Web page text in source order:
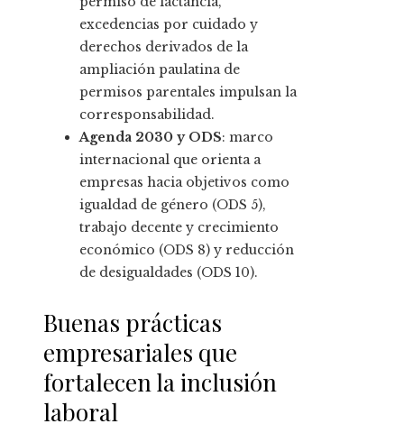
excedencias por cuidado y
derechos derivados de la
ampliación paulatina de
permisos parentales impulsan la
corresponsabilidad.
Agenda 2030 y ODS: marco
internacional que orienta a
empresas hacia objetivos como
igualdad de género (ODS 5),
trabajo decente y crecimiento
económico (ODS 8) y reducción
de desigualdades (ODS 10).
Buenas prácticas
empresariales que
fortalecen la inclusión
laboral